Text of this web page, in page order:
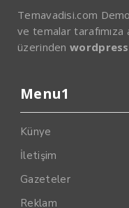
Temavadisi.com
ve temalar tarafımıza
üzerinden
Menu1
Künye
İletişim
Gazeteler
Reklam